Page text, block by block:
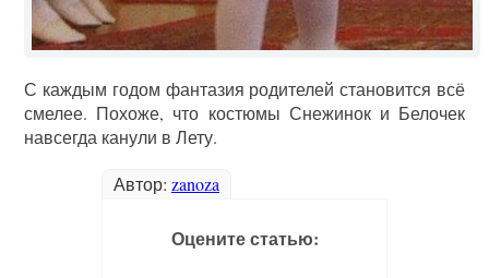
С каждым годом фантазия родителей становится всё
смелее. Похоже, что костюмы Снежинок и Белочек
навсегда канули в Лету.
Автор: zanoza
Оцените статью: